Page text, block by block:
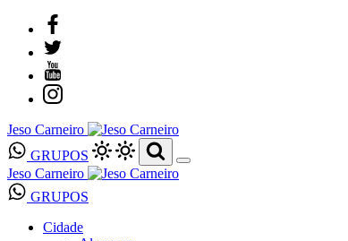
Jeso Carneiro
GRUPOS
Jeso Carneiro
GRUPOS
Cidade